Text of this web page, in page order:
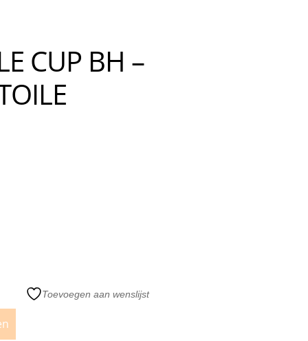
CUP BH –
Toevoegen aan wenslijst